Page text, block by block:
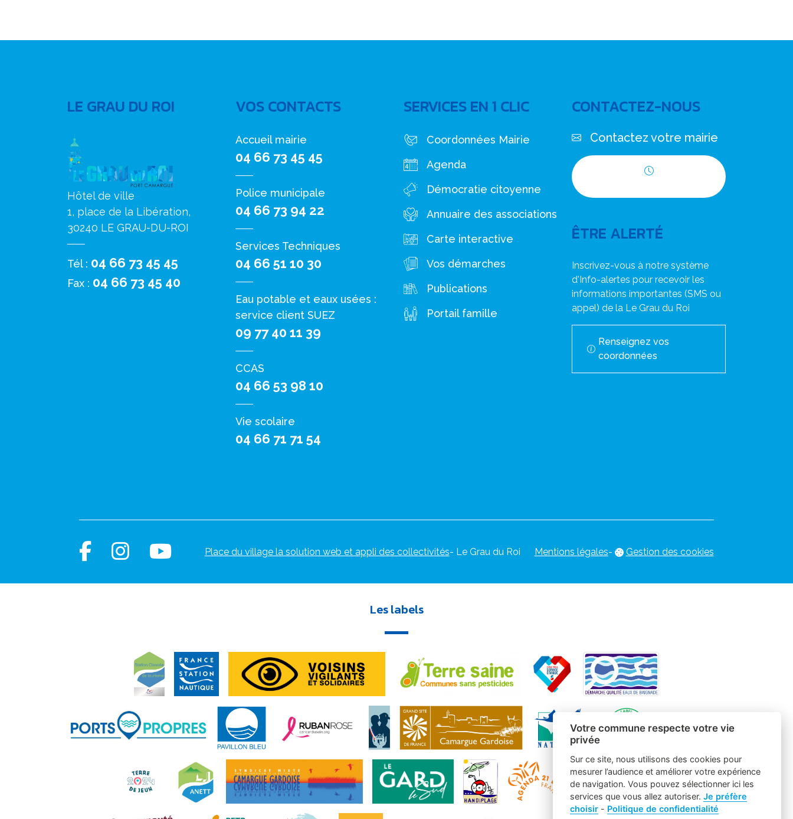
LE GRAU DU ROI
Hôtel de ville
1, place de la Libération,
30240 LE GRAU-DU-ROI
Tél : 04 66 73 45 45
Fax : 04 66 73 45 40
VOS CONTACTS
Accueil mairie
04 66 73 45 45
Police municipale
04 66 73 94 22
Services Techniques
04 66 51 10 30
Eau potable et eaux usées :
service client SUEZ
09 77 40 11 39
CCAS
04 66 53 98 10
Vie scolaire
04 66 71 71 54
SERVICES EN 1 CLIC
Coordonnées Mairie
Agenda
Démocratie citoyenne
Annuaire des associations
Carte interactive
Vos démarches
Publications
Portail famille
CONTACTEZ-NOUS
Contactez votre mairie
ÊTRE ALERTÉ
Inscrivez-vous à notre système
d'Info-alertes pour recevoir les
informations importantes (SMS ou
appel) de la Le Grau du Roi
Renseignez vos
coordonnées
Place du village la solution web et appli des collectivités- Le Grau du Roi Mentions légales- Gestion des cookies
Les labels
Votre commune respecte votre vie
privée
Sur ce site, nous utilisons des cookies pour
mesurer l’audience et améliorer votre expérience
de navigation. Vous pouvez sélectionner ici les
services que vous allez autoriser. Je préfère
choisir- Politique de confidentialité